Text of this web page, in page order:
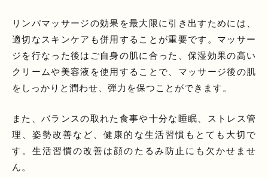
リンパマッサージの効果を最大限に引き出すためには、
適切なスキンケアも併用することが重要です。マッサー
ジを行なった後はご自身の肌に合った、保湿効果の高い
クリームや美容液を使用することで、マッサージ後の肌
をしっかりと潤わせ、弾力を保つことができます。
また、バランスの取れた食事や十分な睡眠、ストレス管
理、姿勢改善など、健康的な生活習慣もとても大切で
す。生活習慣の改善は顔のたるみ防止にも欠かせませ
ん。